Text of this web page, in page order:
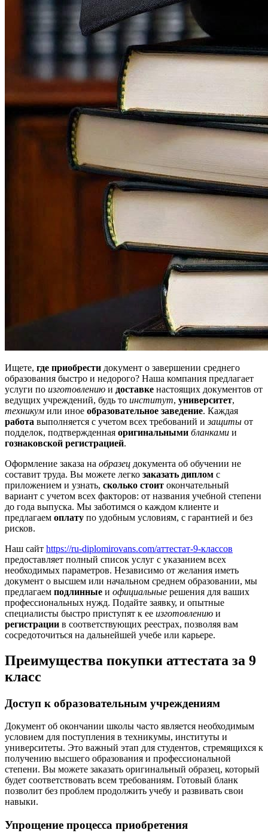
Ищете, где приобрести документ о завершении среднего
образования быстро и недорого? Наша компания предлагает
услуги по изготовлению и доставке настоящих документов от
ведущих учреждений, будь то институт, университет,
техникум или иное образовательное заведение. Каждая
работа выполняется с учетом всех требований изащиты от
подделок, подтвержденная оригинальными бланками и
гознаковской регистрацией.
Оформление заказа на образец документа об обучении не
составит труда. Вы можете легко заказать диплом с
приложением и узнать, сколько стоит окончательный
вариант с учетом всех факторов: от названия учебной степени
до года выпуска. Мы заботимся о каждом клиенте и
предлагаем оплату по удобным условиям, с гарантией и без
рисков.
Наш сайт https://ru-diplomirovans.com/аттестат-9-классов
предоставляет полный список услуг с указанием всех
необходимых параметров. Независимо от желания иметь
документ о высшем или начальном среднем образовании, мы
предлагаем подлинные и официальные решения для ваших
профессиональных нужд. Подайте заявку, и опытные
специалисты быстро приступят к ее изготовлению и
регистрации в соответствующих реестрах, позволяя вам
сосредоточиться на дальнейшей учебе или карьере.
Преимущества покупки аттестата за 9
класс
Доступ к образовательным учреждениям
Документ об окончании школы часто является необходимым
условием для поступления в техникумы, институты и
университеты. Это важный этап для студентов, стремящихся к
получению высшего образования и профессиональной
степени. Вы можете заказать оригинальный образец, который
будет соответствовать всем требованиям. Готовый бланк
позволит без проблем продолжить учебу и развивать свои
навыки.
Упрощение процесса приобретения